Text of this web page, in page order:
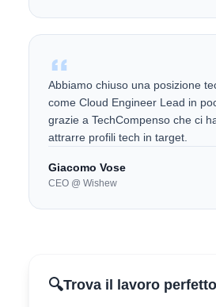
Abbiamo chiuso una posizione
come Cloud Engineer Lead in
grazie a TechCompenso che ci
attrarre profili tech in target.
Giacomo Vose
CEO @ Wishew
🔍Trova il lavoro